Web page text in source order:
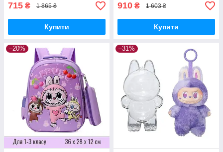
715 ₴ 1 865 ₴
Купити
910 ₴ 1 603 ₴
Купити
–20% –31%